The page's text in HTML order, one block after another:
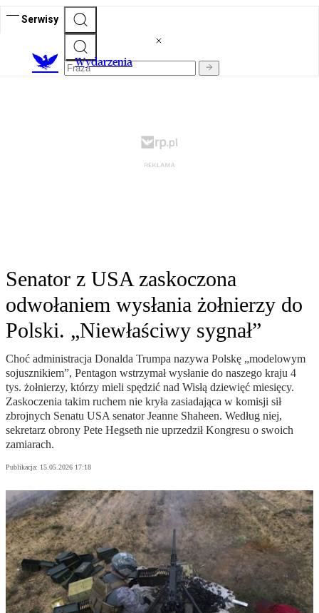
Serwisy
Wydarzenia
Senator z USA zaskoczona
odwołaniem wysłania żołnierzy do
Polski. „Niewłaściwy sygnał”
Choć administracja Donalda Trumpa nazywa Polskę „modelowym
sojusznikiem”, Pentagon wstrzymał wysłanie do naszego kraju 4
tys. żołnierzy, którzy mieli spędzić nad Wisłą dziewięć miesięcy.
Zaskoczenia takim ruchem nie kryła zasiadająca w komisji sił
zbrojnych Senatu USA senator Jeanne Shaheen. Według niej,
sekretarz obrony Pete Hegseth nie uprzedził Kongresu o swoich
zamiarach.
Publikacja: 15.05.2026 17:18